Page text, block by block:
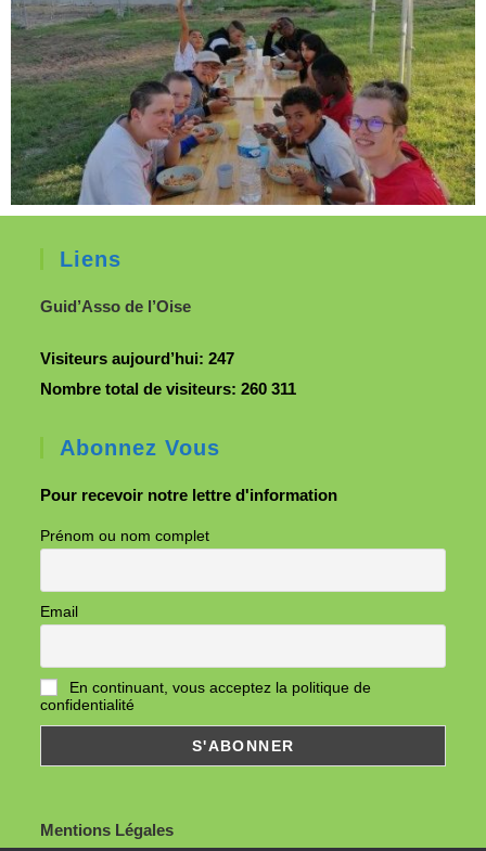
Liens
Guid’Asso de l’Oise
Visiteurs aujourd’hui:247
Nombre total de visiteurs:260 311
Abonnez Vous
Pour recevoir notre lettre d'information
Prénom ou nom complet
Email
En continuant, vous acceptez la politique de
confidentialité
Mentions Légales